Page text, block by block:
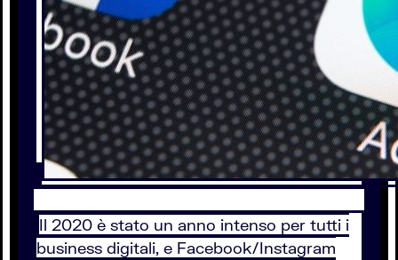
Il 2020 è stato un anno intenso per tutti i
business digitali, e Facebook/Instagram